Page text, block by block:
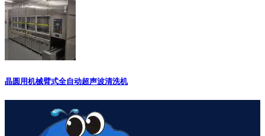
晶圆用机械臂式全自动超声波清洗机